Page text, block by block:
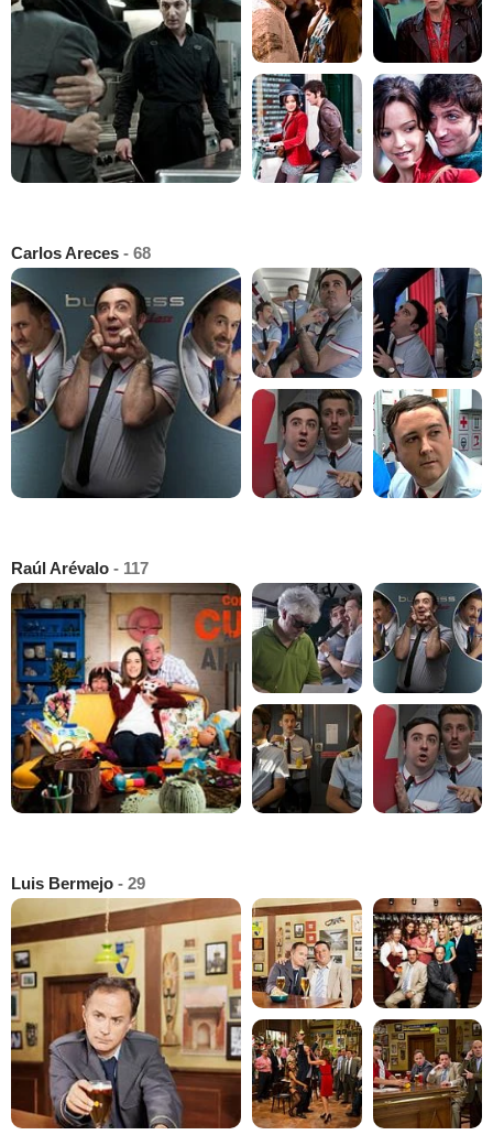
Carlos Areces - 68
Raúl Arévalo - 117
Luis Bermejo - 29